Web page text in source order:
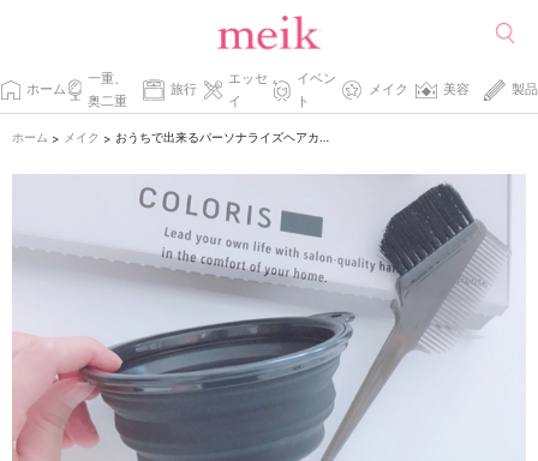
ホーム
一重、
奥二重
旅行
エッセ
イ
イベン
ト
メイク 美容 製品
ホーム > メイク > おうちで出来るパーソナライズヘアカラー。